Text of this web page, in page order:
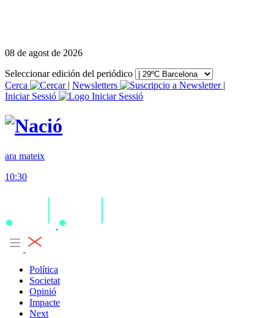
08 de agost de 2026
Seleccionar edición del periódico
Cerca
| Newsletters
|
Iniciar Sessió
ara mateix
10:30
Política
Societat
Opinió
Impacte
Next